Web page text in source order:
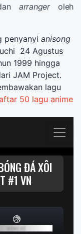
arrangeroleh
penyanyi anisong
24 Agustus
1999 hingga
JAM Project.
lagu
50 lagu anime